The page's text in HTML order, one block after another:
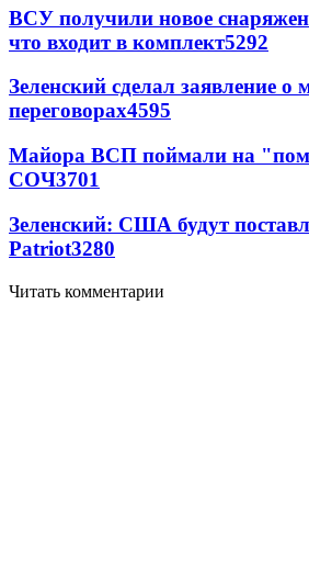
ВСУ получили новое
что входит в комплект5292
Зеленский сделал заявление о
переговорах4595
Майора ВСП поймали на
СОЧ3701
Зеленский: США будут
Patriot3280
Читать комментарии